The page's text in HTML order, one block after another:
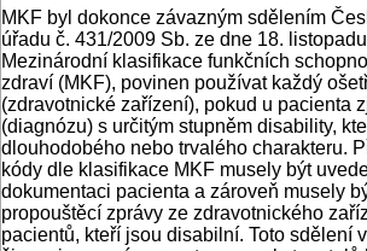
MKF byl dokonce závazným sdělením
úřadu č. 431/2009 Sb. ze dne 18.
Mezinárodní klasifikace funkčních
zdraví (MKF), povinen používat každý
(zdravotnické zařízení), pokud u pacienta
(diagnózu) s určitým stupněm disability,
dlouhodobého nebo trvalého charakteru.
kódy dle klasifikace MKF musely být
dokumentaci pacienta a zároveň musely
propouštěcí zprávy ze zdravotnického
pacientů, kteří jsou disabilní. Toto sdělení